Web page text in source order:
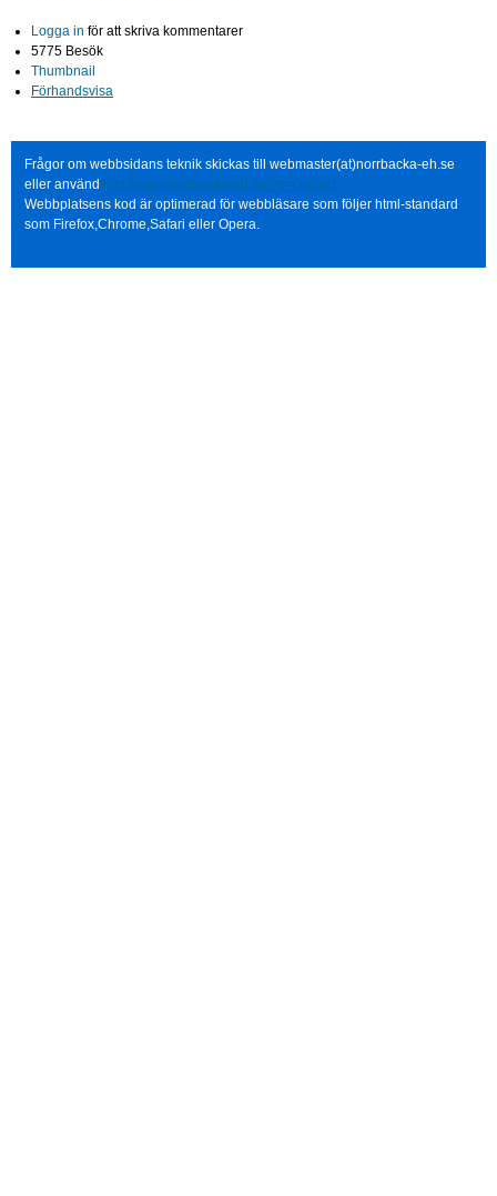
Logga in för att skriva kommentarer
5775 Besök
Thumbnail
Förhandsvisa
Frågor om webbsidans teknik skickas till webmaster(at)norrbacka-eh.se
eller använd http://www.norrbacka-eh.se/?q=contact
Webbplatsens kod är optimerad för webbläsare som följer html-standard
som Firefox,Chrome,Safari eller Opera.